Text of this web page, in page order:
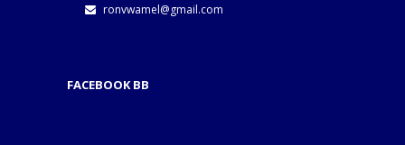
ronvwamel@gmail.com
FACEBOOK BB